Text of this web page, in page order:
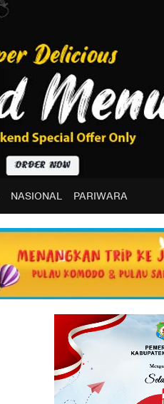
NASIONAL PARIWARA